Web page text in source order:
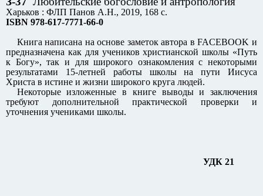
Харьков : ФЛП Панов А.Н., 2019, 168 с.
ISBN 978-617-7771-66-0
Книга написана на основе заметок автора в FACEBOOK и
предназначена как для учеников христианской школы «Путь
к Богу», так и для широкого ознакомления с некоторыми
результатами 15-летней работы школы на пути Иисуса
Христа в истине и жизни широкого круга людей.
Некоторые изложенные в книге выводы и заключения
требуют дополнительной практической проверки и
уточнения учениками школы.
УДК 21